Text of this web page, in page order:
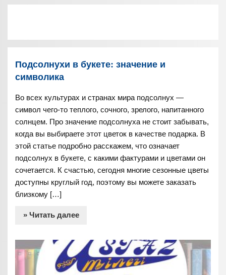
Подсолнухи в букете: значение и
символика
Во всех культурах и странах мира подсолнух —
символ чего-то теплого, сочного, зрелого, напитанного
солнцем. Про значение подсолнуха не стоит забывать,
когда вы выбираете этот цветок в качестве подарка. В
этой статье подробно расскажем, что означает
подсолнух в букете, с какими фактурами и цветами он
сочетается. К счастью, сегодня многие сезонные цветы
доступны круглый год, поэтому вы можете заказать
близкому […]
» Читать далее